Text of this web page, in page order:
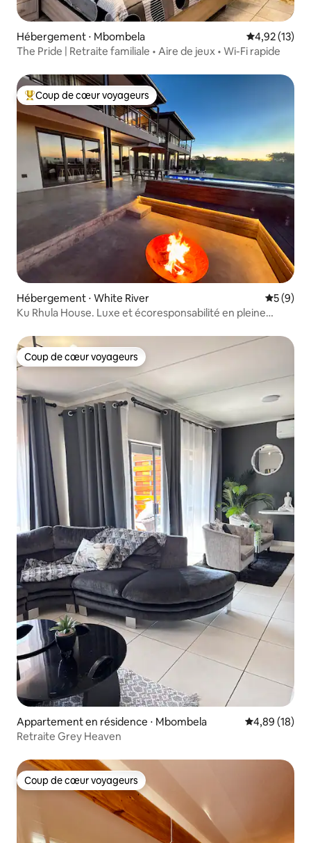
Hébergement ⋅ Mbombela Évaluation
4,92 (13)
The Pride | Retraite familiale • Aire de jeux • Wi-Fi rapide
Coups de cœur voyageurs les plus appréciés
Coup de cœur voyageurs
Hébergement ⋅ White River
5 (9)
Ku Rhula House. Luxe et écoresponsabilité en pleine
Coup de cœur voyageurs
Coup de cœur voyageurs
Appartement en résidence ⋅ Mbombela Évaluation
4,89 (18)
Retraite Grey Heaven
Coup de cœur voyageurs
Coup de cœur voyageurs